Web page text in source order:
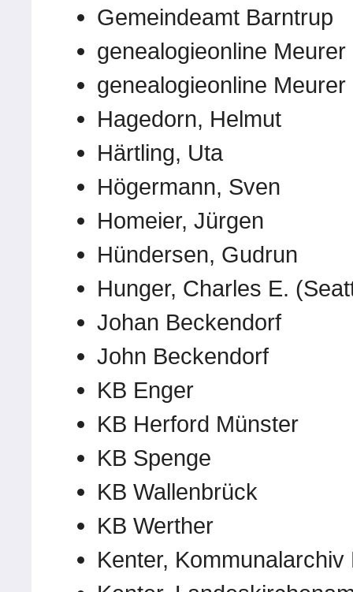
Gemeindeamt Barntrup
genealogieonline Meurer
genealogieonline Meurer
Hagedorn, Helmut
Härtling, Uta
Högermann, Sven
Homeier, Jürgen
Hündersen, Gudrun
Hunger, Charles E.
Johan Beckendorf
John Beckendorf
KB Enger
KB Herford Münster
KB Spenge
KB Wallenbrück
KB Werther
Kenter, Kommunalarchiv